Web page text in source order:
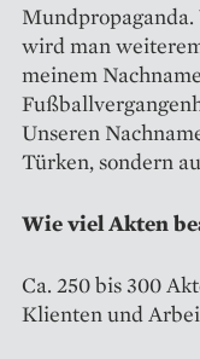
wird man
meinem
Unseren
Türken, sondern
Wie viel Akten
Ca. 250 bis 300
Klienten und